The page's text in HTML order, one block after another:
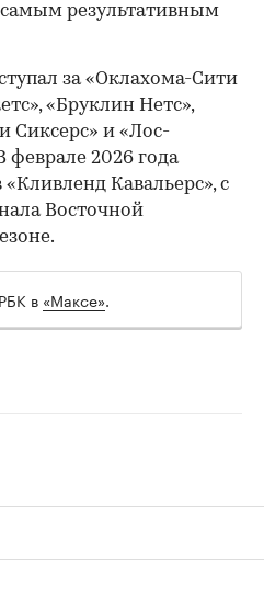
результативным
за «Оклахома-Сити
«Бруклин Нетс»,
Сиксерс» и «Лос-
феврале 2026 года
Кавальерс», с
Восточной
в «Максе».